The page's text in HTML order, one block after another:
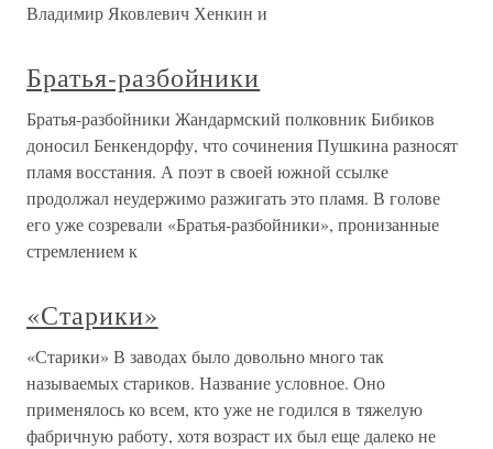
Владимир Яковлевич Хенкин и
Братья-разбойники
Братья-разбойники Жандармский полковник Бибиков
доносил Бенкендорфу, что сочинения Пушкина разносят
пламя восстания. А поэт в своей южной ссылке
продолжал неудержимо разжигать это пламя. В голове
его уже созревали «Братья-разбойники», пронизанные
стремлением к
«Старики»
«Старики» В заводах было довольно много так
называемых стариков. Название условное. Оно
применялось ко всем, кто уже не годился в тяжелую
фабричную работу, хотя возраст их был еще далеко не